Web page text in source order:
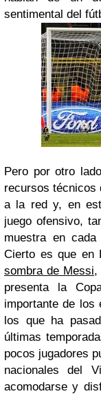
sentimental del
Pero por otro
recursos técnicos
a la red y, en
juego ofensivo,
muestra en
Cierto es que en
sombra de Messi,
presenta la
importante de los
los que ha
últimas
pocos jugadores
nacionales del
acomodarse y